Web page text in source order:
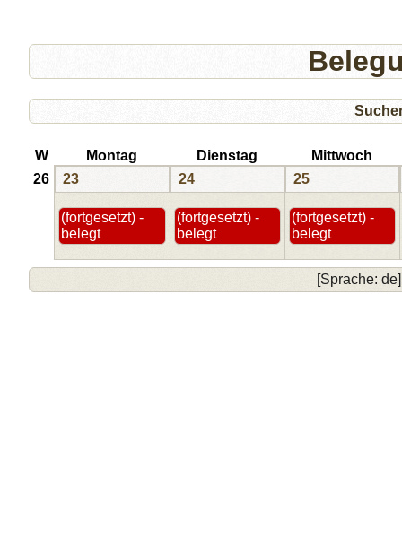
W Montag Dienstag
Mittwoch
26
23
(fortgesetzt) -
belegt
24
(fortgesetzt) -
belegt
25
(fortgesetzt) -
belegt
[Sprache: